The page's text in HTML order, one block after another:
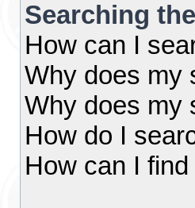
Searching
How can I
Why does my
Why does my
How do I
How can I